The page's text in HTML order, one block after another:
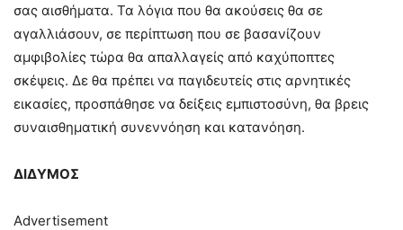
σας αισθήματα. Τα λόγια που θα ακούσεις θα σε
αγαλλιάσουν, σε περίπτωση που σε βασανίζουν
αμφιβολίες τώρα θα απαλλαγείς από καχύποπτες
σκέψεις. Δε θα πρέπει να παγιδευτείς στις αρνητικές
εικασίες, προσπάθησε να δείξεις εμπιστοσύνη, θα βρεις
συναισθηματική συνεννόηση και κατανόηση.
ΔΙΔΥΜΟΣ
Advertisement